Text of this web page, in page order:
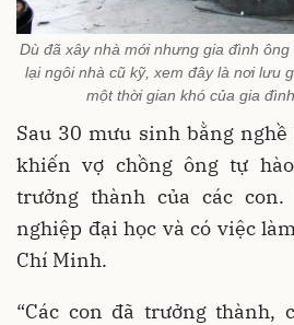
Dù đã xây nhà mới nhưng gia đình
lại ngôi nhà cũ kỹ, xem đây là nơi lưu
một thời gian khó của gia
Sau 30 mưu sinh bằng
khiến vợ chồng ông tự
trưởng thành của các
nghiệp đại học và có việc
Chí Minh.
“Các con đã trưởng thành,